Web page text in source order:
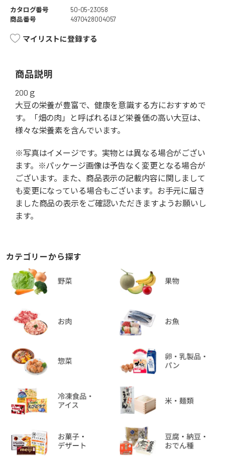
カタログ番号
50-05-23058
商品番号
4970428004057
マイリストに登録する
商品説明
200ｇ
大豆の栄養が豊富で、健康を意識する方におすすめで
す。「畑の肉」と呼ばれるほど栄養価の高い大豆は、
様々な栄養素を含んでいます。
※写真はイメージです。実物とは異なる場合がござい
ます。※パッケージ画像は予告なく変更となる場合が
ございます。また、商品表示の記載内容に関しまして
も変更になっている場合もございます。お手元に届き
ました商品の表示をご確認いただきますようお願いし
ます。
カテゴリーから探す